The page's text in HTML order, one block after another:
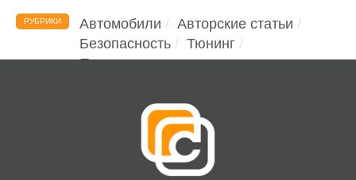
РУБРИКИ Автомобили
Авторские статьи
Безопасность
Тюнинг
Помощь водителю